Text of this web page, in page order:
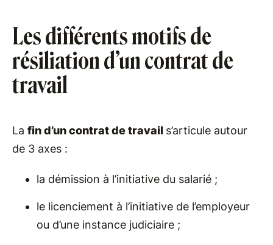
Les différents motifs de
résiliation d’un contrat de
travail
La fin d’un contrat de travail s’articule autour
de 3 axes :
la démission à l’initiative du salarié ;
le licenciement à l’initiative de l’employeur
ou d’une instance judiciaire ;